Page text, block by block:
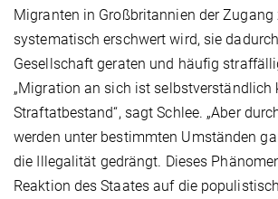
Migranten in Großbritannien der
systematisch erschwert wird, sie
Gesellschaft geraten und häufig
„Migration an sich ist selbstverständlich
Straftatbestand“, sagt Schlee. „Aber
werden unter bestimmten Umständen
die Illegalität gedrängt. Dieses
Reaktion des Staates auf die